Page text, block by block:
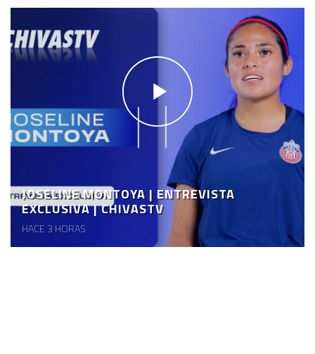
JOSELINE MONTOYA | ENTREVISTA
EXCLUSIVA | CHIVASTV
HACE 3 HORAS